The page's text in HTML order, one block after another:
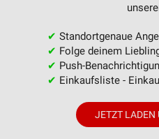
✔ Standortgenaue
✔ Folge deinem
✔ Push-
✔ Einkaufsliste -
JETZT LADEN